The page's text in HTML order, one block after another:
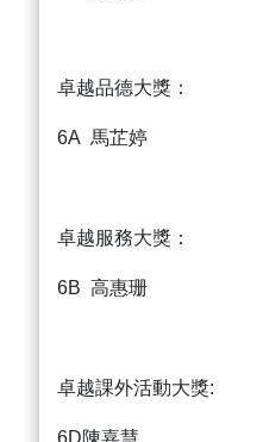
卓越品德大獎：
6A 馬芷婷
卓越服務大獎：
6B 高惠珊
卓越課外活動大獎: